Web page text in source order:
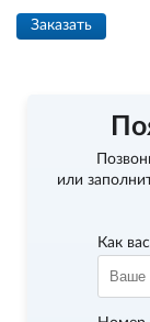
Заказать
или
Как